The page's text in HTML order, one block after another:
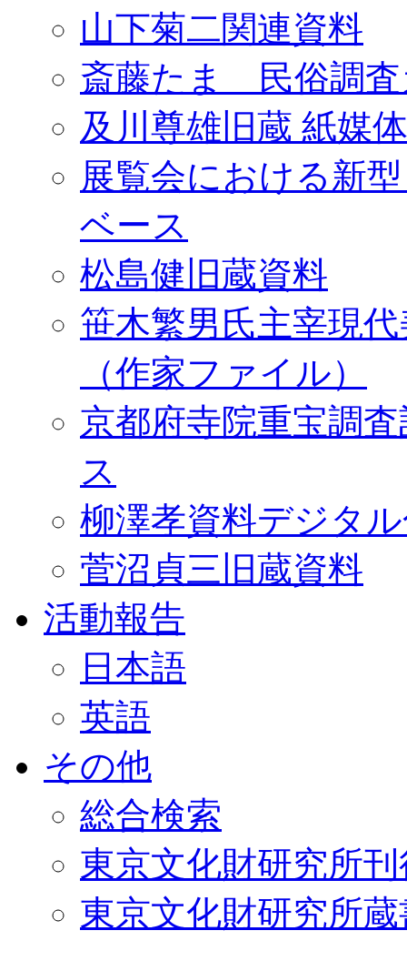
山下菊二関連資料
斎藤たま 民俗調査
及川尊雄旧蔵 紙媒
展覧会における新
ベース
松島健旧蔵資料
笹木繁男氏主宰現
（作家ファイル）
京都府寺院重宝調
ス
柳澤孝資料デジタ
菅沼貞三旧蔵資料
活動報告
日本語
英語
その他
総合検索
東京文化財研究所
東京文化財研究所